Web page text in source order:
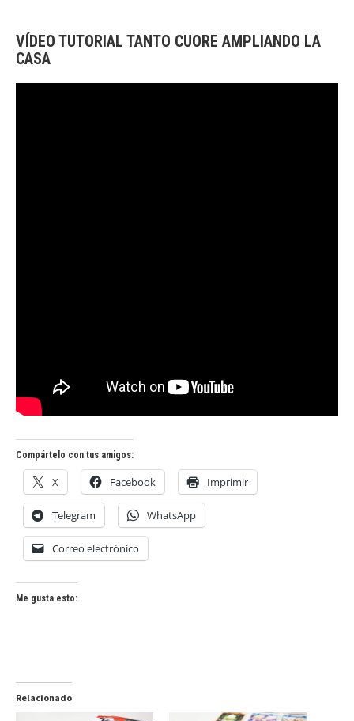
VÍDEO TUTORIAL TANTO CUORE AMPLIANDO LA
CASA
Compártelo con tus amigos:
X Facebook Imprimir
Telegram WhatsApp
Correo electrónico
Me gusta esto:
Relacionado